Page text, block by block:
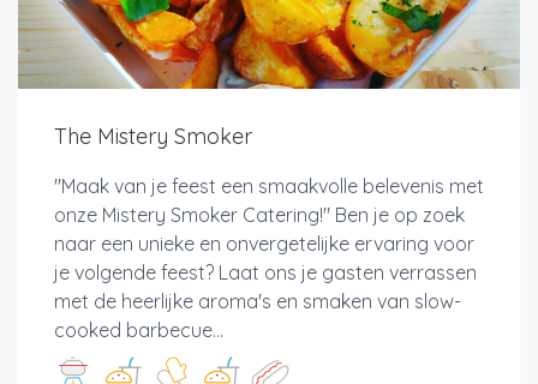
The Mistery Smoker
"Maak van je feest een smaakvolle belevenis met
onze Mistery Smoker Catering!" Ben je op zoek
naar een unieke en onvergetelijke ervaring voor
je volgende feest? Laat ons je gasten verrassen
met de heerlijke aroma's en smaken van slow-
cooked barbecue...